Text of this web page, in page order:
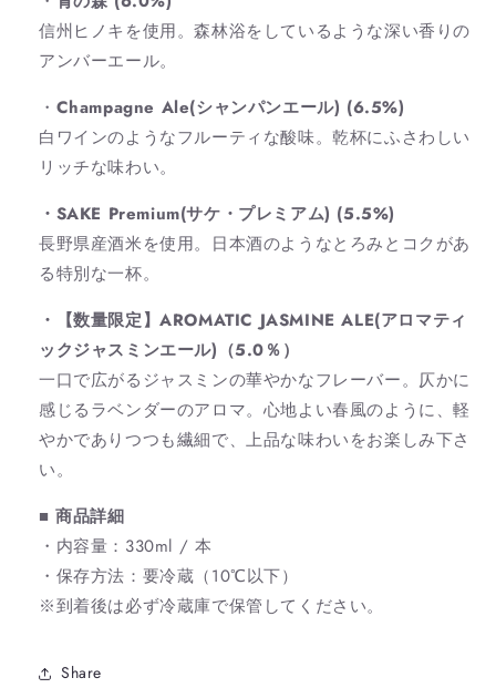
信州ヒノキを使用。森林浴をしているような深い香りの
アンバーエール。
・ Champagne Ale(シャンパンエール) (6.5%)
白ワインのようなフルーティな酸味。乾杯にふさわしい
リッチな味わい。
・SAKE Premium(サケ・プレミアム) (5.5%)
長野県産酒米を使用。日本酒のようなとろみとコクがあ
る特別な一杯。
・【数量限定】AROMATIC JASMINE ALE(アロマティ
ックジャスミンエール)（5.0％）
一口で広がるジャスミンの華やかなフレーバー。仄かに
感じるラベンダーのアロマ。心地よい春風のように、軽
やかでありつつも繊細で、上品な味わいをお楽しみ下さ
い。
■ 商品詳細
・内容量：330ml / 本
・保存方法：要冷蔵（10℃以下）
※到着後は必ず冷蔵庫で保管してください。
Share